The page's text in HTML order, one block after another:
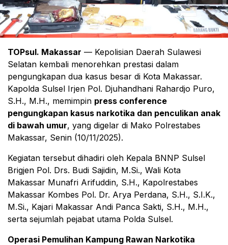
TOPsul. Makassar — Kepolisian Daerah Sulawesi
Selatan kembali menorehkan prestasi dalam
pengungkapan dua kasus besar di Kota Makassar.
Kapolda Sulsel Irjen Pol. Djuhandhani Rahardjo Puro,
S.H., M.H., memimpin press conference
pengungkapan kasus narkotika dan penculikan anak
di bawah umur, yang digelar di Mako Polrestabes
Makassar, Senin (10/11/2025).
Kegiatan tersebut dihadiri oleh Kepala BNNP Sulsel
Brigjen Pol. Drs. Budi Sajidin, M.Si., Wali Kota
Makassar Munafri Arifuddin, S.H., Kapolrestabes
Makassar Kombes Pol. Dr. Arya Perdana, S.H., S.I.K.,
M.Si., Kajari Makassar Andi Panca Sakti, S.H., M.H.,
serta sejumlah pejabat utama Polda Sulsel.
Operasi Pemulihan Kampung Rawan Narkotika